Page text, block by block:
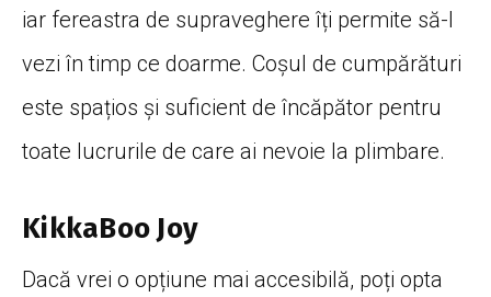
iar fereastra de supraveghere îți permite să-l
vezi în timp ce doarme. Coșul de cumpărături
este spațios și suficient de încăpător pentru
toate lucrurile de care ai nevoie la plimbare.
KikkaBoo Joy
Dacă vrei o opțiune mai accesibilă, poți opta